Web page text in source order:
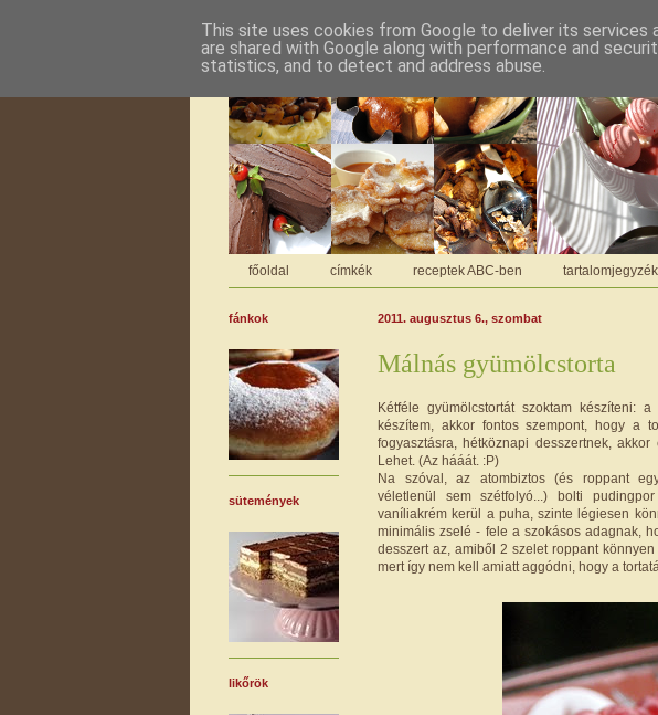
főoldal címkék receptek ABC-ben tartalomjegyzék
2011. augusztus 6., szombat
Málnás gyümölcstorta
Kétféle gyümölcstortát szoktam készíteni:
készítem, akkor fontos szempont, hogy a
fogyasztásra, hétköznapi desszertnek,
Lehet. (Az hááát. :P)
Na szóval, az atombiztos (és roppant
véletlenül sem szétfolyó...) bolti
vaníliakrém kerül a puha, szinte légiesen
minimális zselé - fele a szokásos adagnak,
desszert az, amiből 2 szelet roppant
mert így nem kell amiatt aggódni, hogy a
fánkok
sütemények
likőrök
This site uses cookies from Google to deliver its services
are shared with Google along with performance and
statistics, and to detect and address abuse.